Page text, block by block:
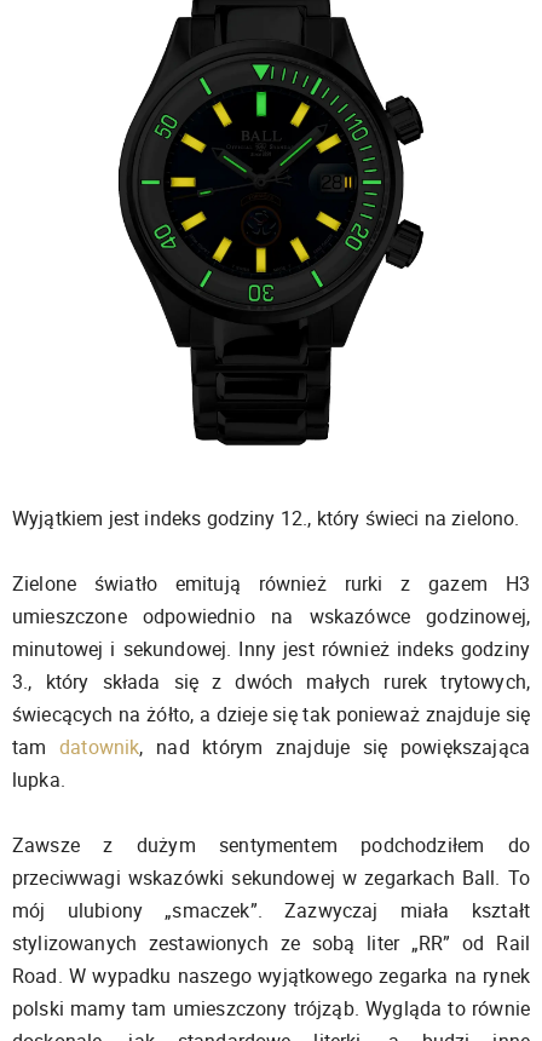
Wyjątkiem jest indeks godziny 12., który świeci na zielono.
Zielone światło emitują również rurki z gazem H3
umieszczone odpowiednio na wskazówce godzinowej,
minutowej i sekundowej. Inny jest również indeks godziny
3., który składa się z dwóch małych rurek trytowych,
świecących na żółto, a dzieje się tak ponieważ znajduje się
tamdatownik, nad którym znajduje się powiększająca
lupka.
Zawsze z dużym sentymentem podchodziłem do
przeciwwagi wskazówki sekundowej w zegarkach Ball. To
mój ulubiony „smaczek”. Zazwyczaj miała kształt
stylizowanych zestawionych ze sobą liter „RR” od Rail
Road. W wypadku naszego wyjątkowego zegarka na rynek
polski mamy tam umieszczony trójząb. Wygląda to równie